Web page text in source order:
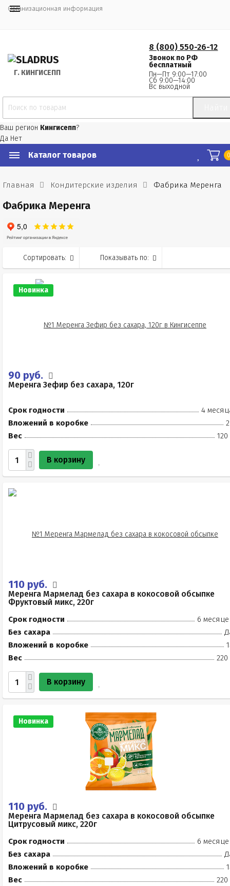
Организационная информация
Г. КИНГИСЕПП
8 (800) 550-26-12
Звонок по РФ
бесплатный
Пн—Пт 9:00—17:00
Сб 9:00—14:00
Вс выходной
Ваш регион Кингисепп?
Да Нет
Каталог товаров
Главная Кондитерские изделия Фабрика Меренга
Фабрика Меренга
Сортировать: Показывать по:
Новинка
90 руб.
Меренга Зефир без сахара, 120г
Срок годности
4
Вложений в коробке
Вес
120
В корзину
110 руб.
Меренга Мармелад без сахара в кокосовой обсыпке
Фруктовый микс, 220г
Срок годности
6
Без сахара
Вложений в коробке
Вес
220
В корзину
Новинка
110 руб.
Меренга Мармелад без сахара в кокосовой обсыпке
Цитрусовый микс, 220г
Срок годности
6
Без сахара
Вложений в коробке
Вес
220